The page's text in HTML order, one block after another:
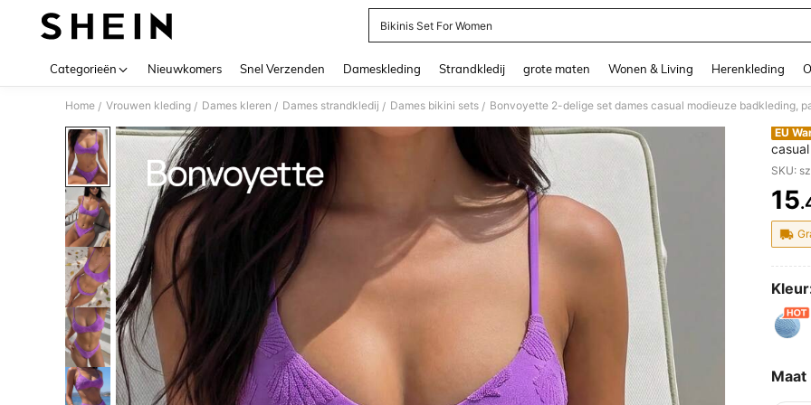
Bikinis Set For Women
Categorieën Nieuwkomers Snel Verzenden Dameskleding Strandkledij grote maten Wonen & Living Herenkleding
Home / Vrouwen kleding / Dames kleren / Dames strandkledij / Dames bikini sets /
EU
lente/
voor
dames
SKU:
15
Maat